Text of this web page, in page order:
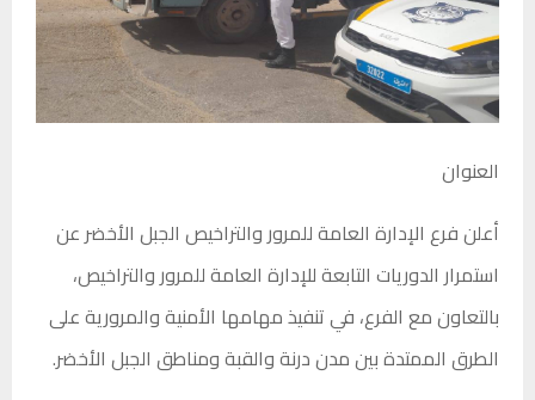
العنوان
أعلن فرع الإدارة العامة للمرور والتراخيص الجبل الأخضر عن
استمرار الدوريات التابعة للإدارة العامة للمرور والتراخيص،
بالتعاون مع الفرع، في تنفيذ مهامها الأمنية والمرورية على
الطرق الممتدة بين مدن درنة والقبة ومناطق الجبل الأخضر.